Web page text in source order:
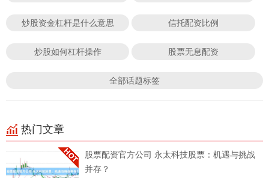
炒股资金杠杆是什么意思 信托配资比例
炒股如何杠杆操作 股票无息配资
全部话题标签
热门文章
股票配资官方公司 永太科技股票：机遇与挑战
并存？